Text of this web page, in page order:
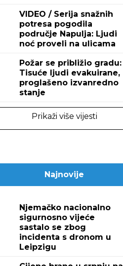
VIDEO / Serija snažnih
potresa pogodila
područje Napulja: Ljudi
noć proveli na ulicama
Požar se približio gradu:
Tisuće ljudi evakuirane,
proglašeno izvanredno
stanje
Prikaži više vijesti
Najnovije
Njemačko nacionalno
sigurnosno vijeće
sastalo se zbog
incidenta s dronom u
Leipzigu